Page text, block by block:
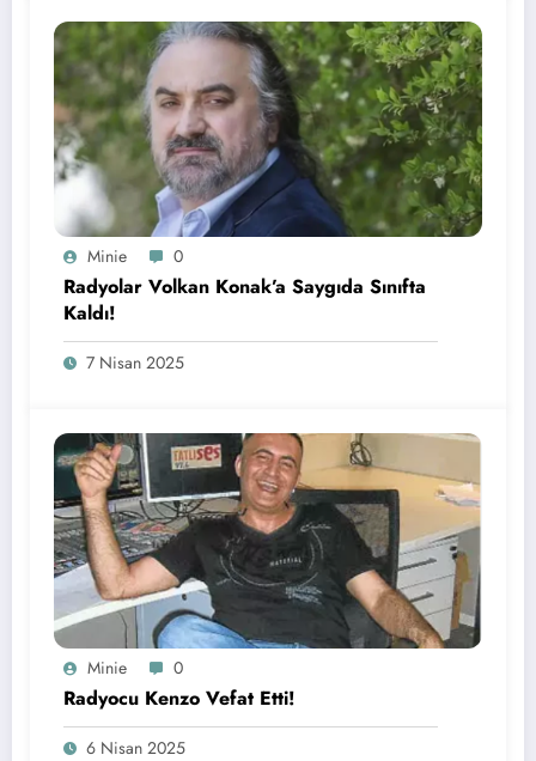
Minie 0
Radyolar Volkan Konak’a Saygıda Sınıfta
Kaldı!
7 Nisan 2025
Minie 0
Radyocu Kenzo Vefat Etti!
6 Nisan 2025